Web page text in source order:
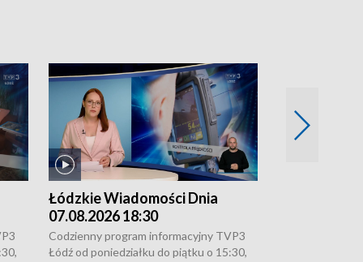
Łódzkie Wiadomości Dnia
07.08.2026 18:30
Codzienny program informacyjny TVP3
Łódź od poniedziałku do piątku o 15:30,